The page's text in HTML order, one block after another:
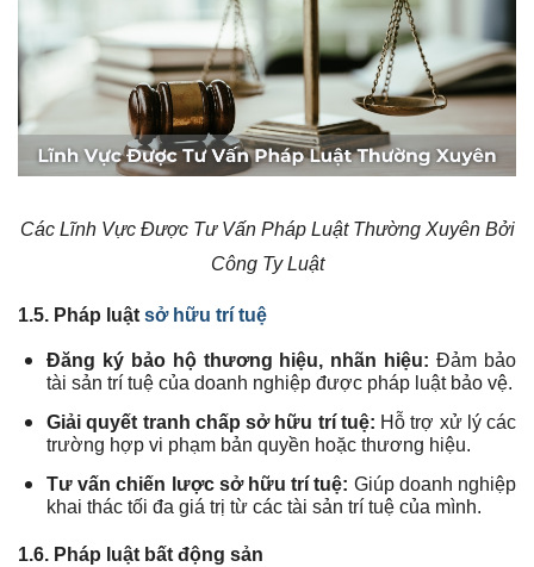
Các Lĩnh Vực Được Tư Vấn Pháp Luật Thường Xuyên Bởi
Công Ty Luật
1.5. Pháp luật sở hữu trí tuệ
Đăng ký bảo hộ thương hiệu, nhãn hiệu: Đảm bảo
tài sản trí tuệ của doanh nghiệp được pháp luật bảo vệ.
Giải quyết tranh chấp sở hữu trí tuệ: Hỗ trợ xử lý các
trường hợp vi phạm bản quyền hoặc thương hiệu.
Tư vấn chiến lược sở hữu trí tuệ: Giúp doanh nghiệp
khai thác tối đa giá trị từ các tài sản trí tuệ của mình.
1.6. Pháp luật bất động sản